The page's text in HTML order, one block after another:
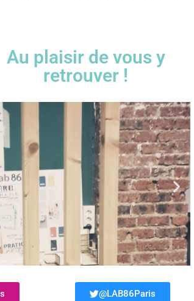
Au plaisir de vous y
retrouver !
@LAB86Paris